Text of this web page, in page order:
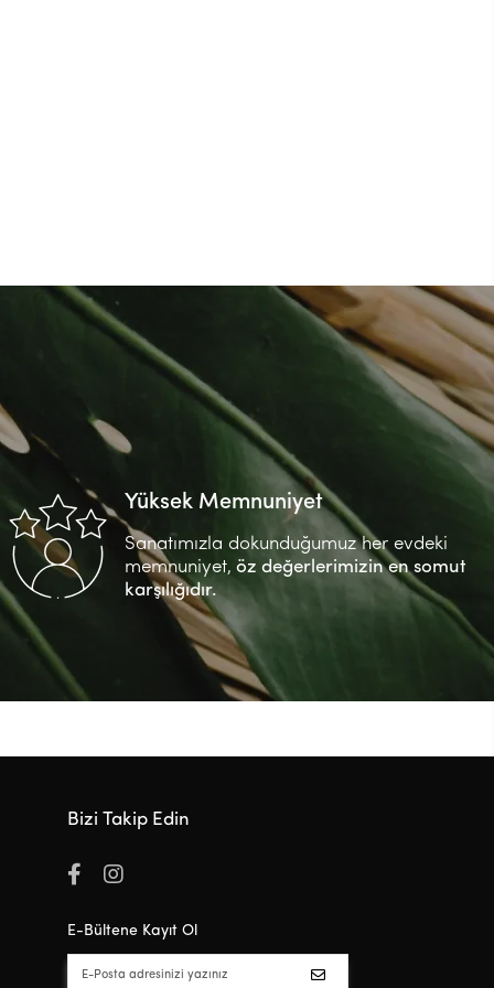
Yüksek Memnuniyet
Sanatımızla dokunduğumuz her evdeki
memnuniyet, öz değerlerimizin en somut
karşılığıdır.
Bizi Takip Edin
E-Bültene Kayıt Ol